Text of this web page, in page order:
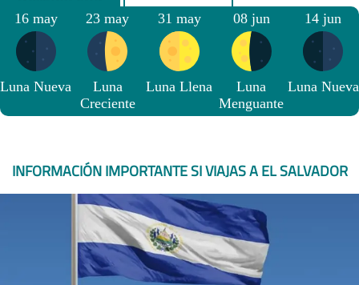
16 may
Luna Nueva
23 may
Luna
Creciente
31 may
Luna Llena
08 jun
Luna
Menguante
14 jun
Luna Nueva
INFORMACIÓN IMPORTANTE SI VIAJAS A EL SALVADOR